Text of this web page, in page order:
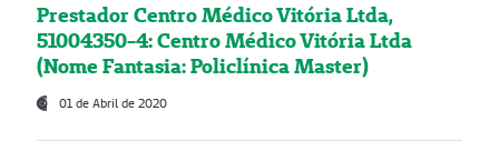
Prestador Centro Médico Vitória Ltda,
51004350-4: Centro Médico Vitória Ltda
(Nome Fantasia: Policlínica Master)
01 de Abril de 2020